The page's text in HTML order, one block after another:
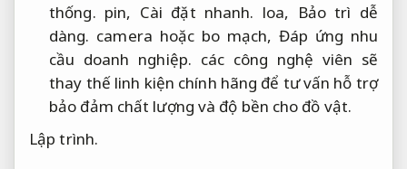
thống. pin, Cài đặt nhanh. loa, Bảo trì dễ
dàng. camera hoặc bo mạch, Đáp ứng nhu
cầu doanh nghiệp. các công nghệ viên sẽ
thay thế linh kiện chính hãng để tư vấn hỗ trợ
bảo đảm chất lượng và độ bền cho đồ vật.
Lập trình.